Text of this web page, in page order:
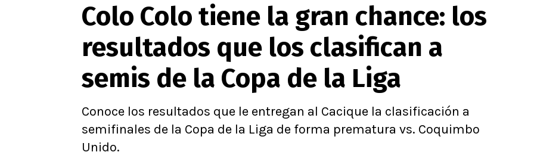
U de Chile
U Católica
Campeonato Nacional
Primera B
Segunda División
Copa Chile
Supercopa Chile
Campeonato Femenino
Alexis Sánchez
Carlos Palacios
Chilenos por el mundo
Fútbol Argentino
Fútbol Brasileño
Conference
Ligue 1
Colo Colo tiene la gran chance: los
resultados que los clasifican a
semis de la Copa de la Liga
Conoce los resultados que le entregan al Cacique la clasificación a
semifinales de la Copa de la Liga de forma prematura vs. Coquimbo
Unido.